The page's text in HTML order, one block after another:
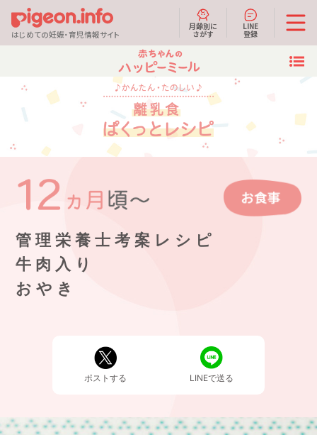
はじめての妊娠・育児情報サイト
月齢別に
さがす
LINE
登録
管理栄養士考案レシピ
牛肉入り
おやき
ポストする LINEで送る